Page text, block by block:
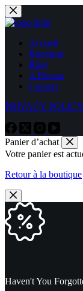
Passer
au
contenu
Accueil
Boutique
Blog
A Propos
Contact
PRIVACY POLICY
Panier d’achat
Votre panier est
Retour à la boutique
Haven't You